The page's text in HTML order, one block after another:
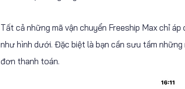
Tất cả những mã vận chuyển Freeship Max chỉ áp
như hình dưới. Đặc biệt là bạn cần sưu tầm
đơn thanh toán.